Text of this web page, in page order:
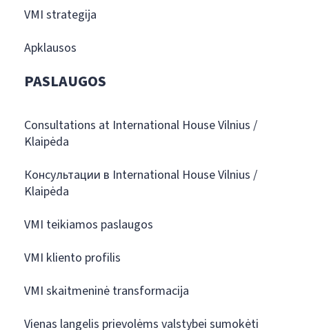
VMI strategija
Apklausos
PASLAUGOS
Consultations at International House Vilnius /
Klaipėda
Консультации в International House Vilnius /
Klaipėda
VMI teikiamos paslaugos
VMI kliento profilis
VMI skaitmeninė transformacija
Vienas langelis prievolėms valstybei sumokėti